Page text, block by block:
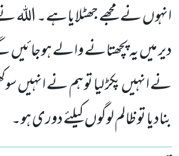
انہوں نے مجھے جھٹلایاہے۔ اللہ
دیر میں یہ پچھتانے والے ہوجائیں
نے انہیں پکڑ لیا تو ہم نے انہیں
بنادیا تو ظالم لوگوں کیلئے دوری ہو۔